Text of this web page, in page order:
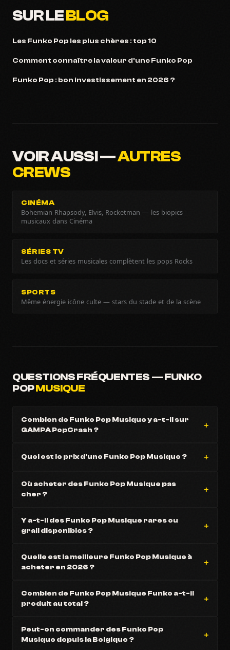
SUR LEBLOG
Les Funko Pop les plus chères : top 10
Comment connaître la valeur d'une Funko Pop
Funko Pop : bon investissement en 2026 ?
VOIR AUSSI —AUTRES
CREWS
CINÉMA
Bohemian Rhapsody, Elvis, Rocketman — les biopics
musicaux dans Cinéma
SÉRIES TV
Les docs et séries musicales complètent les pops Rocks
SPORTS
Même énergie icône culte — stars du stade et de la scène
QUESTIONS FRÉQUENTES — FUNKO
POPMUSIQUE
Combien de Funko Pop Musique y a-t-il sur
GAMPA PopCrash ?
Quel est le prix d'une Funko Pop Musique ?
Où acheter des Funko Pop Musique pas
cher ?
Y a-t-il des Funko Pop Musique rares ou
grail disponibles ?
Quelle est la meilleure Funko Pop Musique à
acheter en 2026 ?
Combien de Funko Pop Musique Funko a-t-il
produit au total ?
Peut-on commander des Funko Pop
Musique depuis la Belgique ?